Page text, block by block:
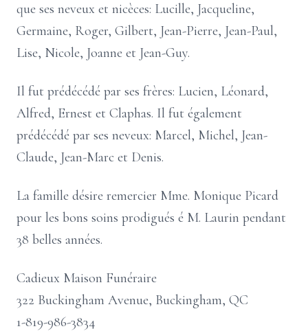
que ses neveux et nicèces: Lucille, Jacqueline,
Germaine, Roger, Gilbert, Jean-Pierre, Jean-Paul,
Lise, Nicole, Joanne et Jean-Guy.
Il fut prédécédé par ses frères: Lucien, Léonard,
Alfred, Ernest et Claphas. Il fut également
prédécédé par ses neveux: Marcel, Michel, Jean-
Claude, Jean-Marc et Denis.
La famille désire remercier Mme. Monique Picard
pour les bons soins prodigués é M. Laurin pendant
38 belles années.
Cadieux Maison Funéraire
322 Buckingham Avenue, Buckingham, QC
1-819-986-3834